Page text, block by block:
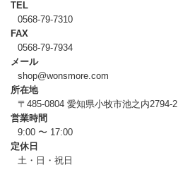
TEL
0568-79-7310
FAX
0568-79-7934
メール
shop@wonsmore.com
所在地
〒485-0804 愛知県小牧市池之内2794-2
営業時間
9:00 〜 17:00
定休日
土・日・祝日